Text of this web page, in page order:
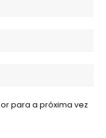
para a próxima vez